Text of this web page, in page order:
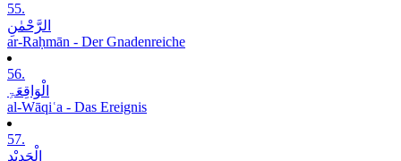
55.
الرَّحْمٰنِ
ar-Raḥmān - Der Gnadenreiche
56.
الْوَاقِعَۃِ
al-Wāqiʿa - Das Ereignis
57.
الْحَدِیْدِ